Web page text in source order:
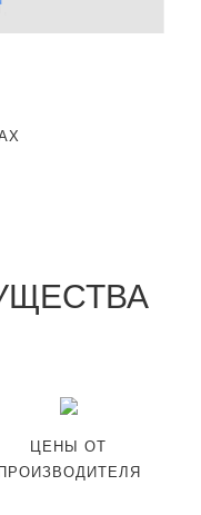
ЦЕНЫ ОТ
ПРОИЗВОДИТЕЛЯ